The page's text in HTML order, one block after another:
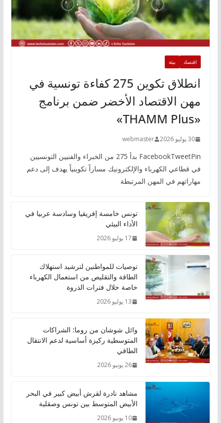
اقتصاد بيئة
انطلاق تكوين 275 كفاءة تونسية في
مهن الاقتصاد الأخضر ضمن برنامج
«THAMM Plus»
30 يوليو 2026 webmaster
FacebookTweetPin بدأ 275 من الخبراء والفنيين التونسيين
في قطاعي الكهرباء والإلكترونيك مساراً تكوينياً يهدف إلى دعم
مهاراتهم في المهن المرتبطة
تونس خامسة إفريقيا وسادسة عربيا في
الأداء البيئي
17 يوليو 2026
توصيات للمواطنين لترشيد استهلاك
الطاقة والتقليص من استعمال الكهرباء
خاصة خلال فترات الذروة
13 يوليو 2026
وائل شوشان من روما: الشراكات
المتوسطية ركيزة أساسية لدعم الانتقال
الطاقي
26 يونيو 2026
مشاهد نادرة لقرش أبيض كبير في البحر
الأبيض المتوسط بين تونس وصقلية
10 يونيو 2026